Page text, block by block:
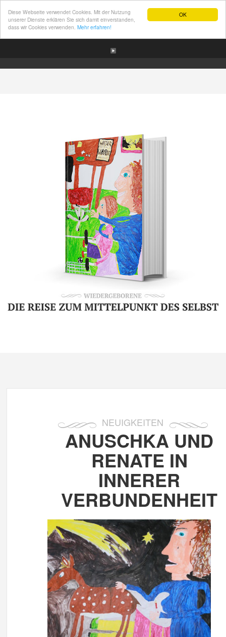
OK
Diese Webseite verwendet Cookies. Mit der Nutzung
unserer Dienste erklären Sie sich damit einverstanden,
dass wir Cookies verwenden. Mehr erfahren!
NEUIGKEITEN
ANUSCHKA UND
RENATE IN
INNERER
VERBUNDENHEIT